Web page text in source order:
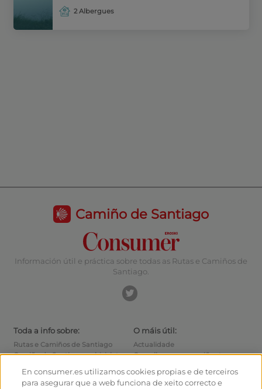
2 Albergues
Camiño de Santiago
Información útil e práctica sobre todas as Rutas e Camiños de
Santiago.
Toda a info sobre:
Rutas e Camiños de Santiago
Camiño de Santiago en bicicleta
Monumentos
O máis útil:
Actualidade
Consellos para o camiñante
Como saír de Santiago
En consumer.es utilizamos cookies propias e de terceiros
para asegurar que a web funciona de xeito correcto e